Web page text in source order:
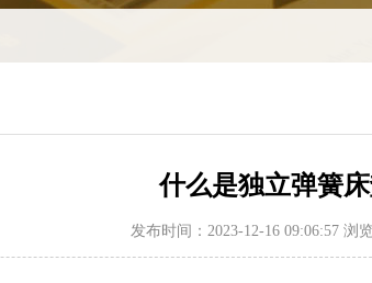
什么是独立弹簧床
发布时间：2023-12-16 09:06:57 浏